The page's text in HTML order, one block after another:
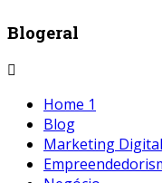
Blogeral
Home 1
Blog
Marketing Digital